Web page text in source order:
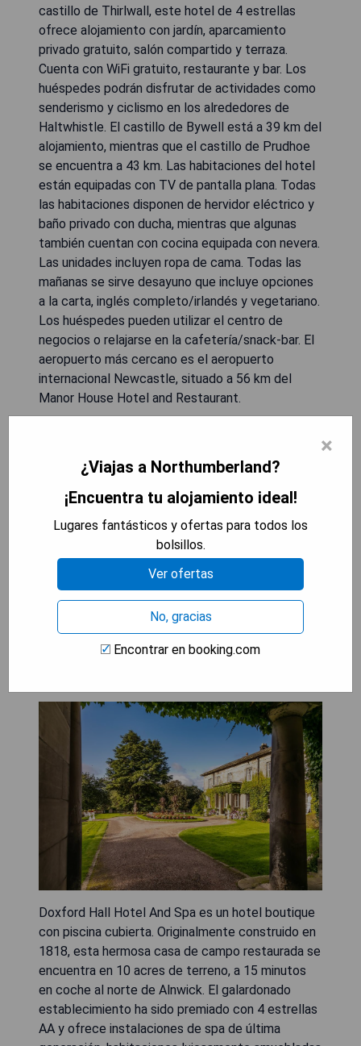
castillo de Thirlwall, este hotel de 4 estrellas
ofrece alojamiento con jardín, aparcamiento
privado gratuito, salón compartido y terraza.
Cuenta con WiFi gratuito, restaurante y bar. Los
huéspedes podrán disfrutar de actividades como
senderismo y ciclismo en los alrededores de
Haltwhistle. El castillo de Bywell está a 39 km del
alojamiento, mientras que el castillo de Prudhoe
se encuentra a 43 km. Las habitaciones del hotel
están equipadas con TV de pantalla plana. Todas
las habitaciones disponen de hervidor eléctrico y
baño privado con ducha, mientras que algunas
también cuentan con cocina equipada con nevera.
Las unidades incluyen ropa de cama. Todas las
mañanas se sirve desayuno que incluye opciones
a la carta, inglés completo/irlandés y vegetariano.
Los huéspedes pueden utilizar el centro de
negocios o relajarse en la cafetería/snack-bar. El
aeropuerto más cercano es el aeropuerto
internacional Newcastle, situado a 56 km del
Manor House Hotel and Restaurant.
- Amplio jardín y terraza para relajarse
- Restaurante y bar en las instalaciones
ciclismo disponibles
- Desayuno variado incluido todas las mañanas
MOSTRAR PRECIOS
Doxford Hall Hotel And Spa es un hotel boutique
con piscina cubierta. Originalmente construido en
1818, esta hermosa casa de campo restaurada se
encuentra en 10 acres de terreno, a 15 minutos
en coche al norte de Alnwick. El galardonado
establecimiento ha sido premiado con 4 estrellas
AA y ofrece instalaciones de spa de última
×
¿Viajas a Northumberland?
¡Encuentra tu alojamiento ideal!
Lugares fantásticos y ofertas para todos los
bolsillos.
Ver ofertas
No, gracias
Encontrar en booking.com